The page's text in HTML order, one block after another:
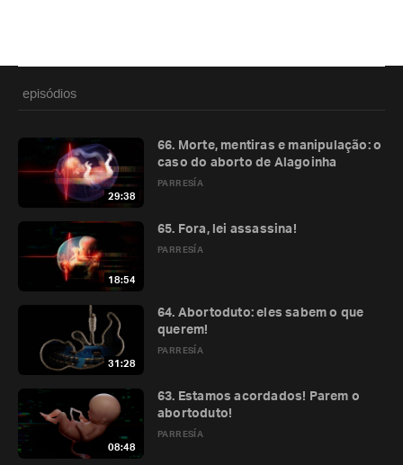
episódios
29:38
PARRESÍA
66. Morte, mentiras e manipulação: o
caso do aborto de Alagoinha
18:54
PARRESÍA
65. Fora, lei assassina!
31:28
PARRESÍA
64. Abortoduto: eles sabem o que
querem!
08:48
PARRESÍA
63. Estamos acordados! Parem o
abortoduto!